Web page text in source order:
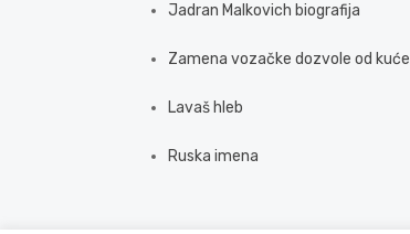
Jadran Malkovich biografija
Zamena vozačke dozvole od kuće
Lavaš hleb
Ruska imena